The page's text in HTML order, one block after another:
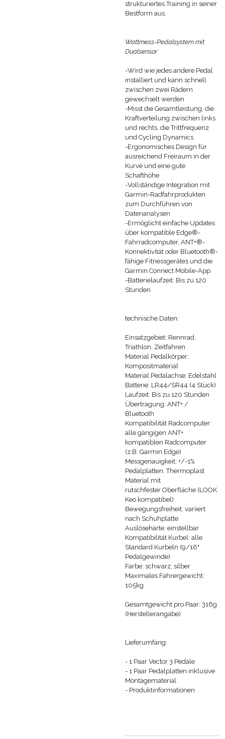
strukturiertes Training in seiner
Bestform aus.
Wattmess-Pedalsystem mit
Dualsensor
-Wird wie jedes andere Pedal
installiert und kann schnell
zwischen zwei Rädern
gewechselt werden
-Misst die Gesamtleistung, die
Kraftverteilung zwischen links
und rechts, die Trittfrequenz
und Cycling Dynamics
-Ergonomisches Design für
ausreichend Freiraum in der
Kurve und eine gute
Schafthöhe
-Vollständige Integration mit
Garmin-Radfahrprodukten
zum Durchführen von
Datenanalysen
-Ermöglicht einfache Updates
über kompatible Edge®-
Fahrradcomputer, ANT+®-
Konnektivität oder Bluetooth®-
fähige Fitnessgeräte1 und die
Garmin Connect Mobile-App
-Batterielaufzeit: Bis zu 120
Stunden
technische Daten:
Einsatzgebiet: Rennrad,
Triathlon, Zeitfahren
Material Pedalkörper:
Kompositmaterial
Material Pedalachse: Edelstahl
Batterie: LR44/SR44 (4 Stück)
Laufzeit: Bis zu 120 Stunden
Übertragung: ANT+ /
Bluetooth
Kompatibilität Radcomputer:
alle gängigen ANT+
kompatiblen Radcomputer
(z.B. Garmin Edge)
Messgenauigkeit: +/-1%
Pedalplatten: Thermoplast
Material mit
rutschfester Oberfläche (LOOK
Keo kompatibel)
Bewegungsfreiheit: variiert
nach Schuhplatte
Auslösehärte: einstellbar
Kompatibilität Kurbel: alle
Standard Kurbeln (9/16"
Pedalgewinde)
Farbe: schwarz, silber
Maximales Fahrergewicht:
105kg
Gesamtgewicht pro Paar: 316g
(Herstellerangabe)
Lieferumfang:
- 1 Paar Vector 3 Pedale
- 1 Paar Pedalplatten inklusive
Montagematerial
- Produktinformationen